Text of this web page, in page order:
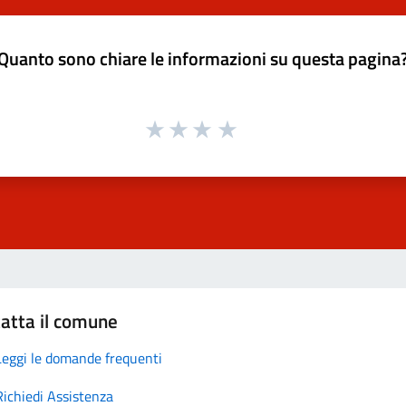
sono chiare le informazioni su questa
il comune
le domande frequenti
Assistenza